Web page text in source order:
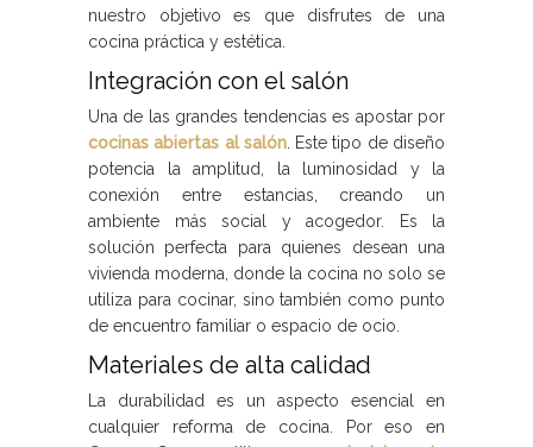
nuestro objetivo es que disfrutes de una
cocina práctica y estética.
Integración con el salón
Una de las grandes tendencias es apostar por
cocinas abiertas al salón. Este tipo de diseño
potencia la amplitud, la luminosidad y la
conexión entre estancias, creando un
ambiente más social y acogedor. Es la
solución perfecta para quienes desean una
vivienda moderna, donde la cocina no solo se
utiliza para cocinar, sino también como punto
de encuentro familiar o espacio de ocio.
Materiales de alta calidad
La durabilidad es un aspecto esencial en
cualquier reforma de cocina. Por eso en